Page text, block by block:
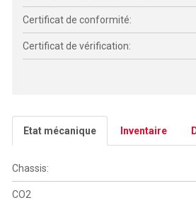
Certificat de conformité:
Certificat de vérification:
Etat mécanique Inventaire
Chassis:
CO2